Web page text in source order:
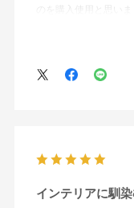
のを購入使用と思い
MonEtを購入しまし
になじんでくるので
いますが、ややキャ
か。
インテリアに馴